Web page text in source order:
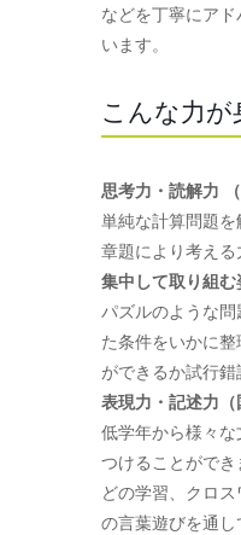
などを丁寧にア
います。
こんな力
思考力・読解力 （
単純な計算問題
章題により考える
集中して取り組む
パズルのような
た条件をいかに
ができるか試行錯
表現力・記述力（
低学年から様々
つけることがで
どの学習、クロ
の言葉遊びを通